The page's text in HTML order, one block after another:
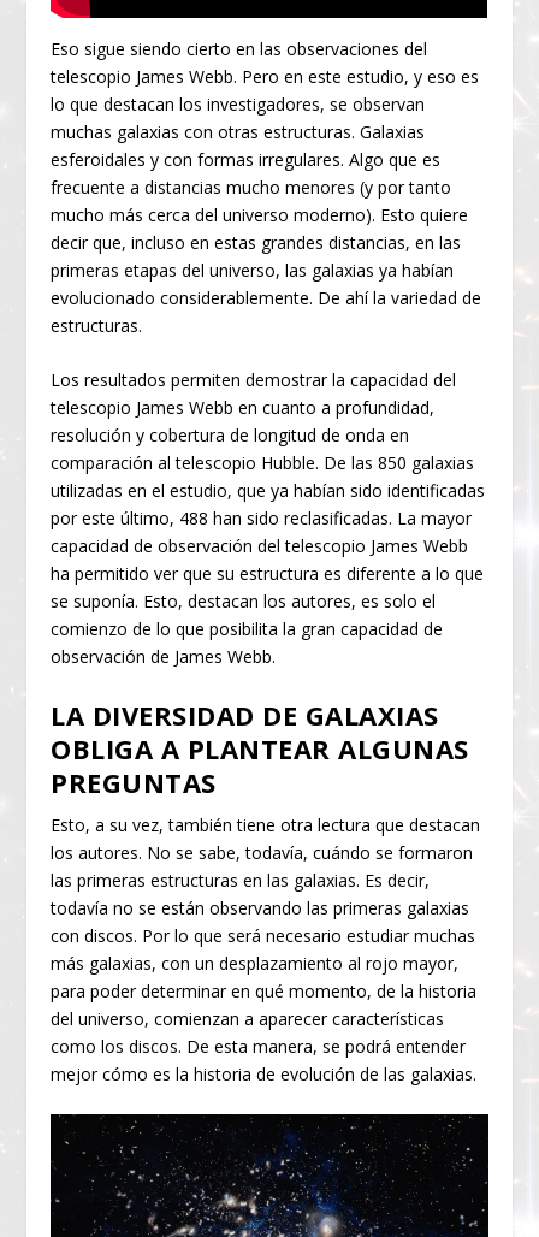
Eso sigue siendo cierto en las observaciones del
telescopio James Webb. Pero en este estudio, y eso es
lo que destacan los investigadores, se observan
muchas galaxias con otras estructuras. Galaxias
esferoidales y con formas irregulares. Algo que es
frecuente a distancias mucho menores (y por tanto
mucho más cerca del universo moderno). Esto quiere
decir que, incluso en estas grandes distancias, en las
primeras etapas del universo, las galaxias ya habían
evolucionado considerablemente. De ahí la variedad de
estructuras.
Los resultados permiten demostrar la capacidad del
telescopio James Webb en cuanto a profundidad,
resolución y cobertura de longitud de onda en
comparación al telescopio Hubble. De las 850 galaxias
utilizadas en el estudio, que ya habían sido identificadas
por este último, 488 han sido reclasificadas. La mayor
capacidad de observación del telescopio James Webb
ha permitido ver que su estructura es diferente a lo que
se suponía. Esto, destacan los autores, es solo el
comienzo de lo que posibilita la gran capacidad de
observación de James Webb.
LA DIVERSIDAD DE GALAXIAS
OBLIGA A PLANTEAR ALGUNAS
PREGUNTAS
Esto, a su vez, también tiene otra lectura que destacan
los autores. No se sabe, todavía, cuándo se formaron
las primeras estructuras en las galaxias. Es decir,
todavía no se están observando las primeras galaxias
con discos. Por lo que será necesario estudiar muchas
más galaxias, con un desplazamiento al rojo mayor,
para poder determinar en qué momento, de la historia
del universo, comienzan a aparecer características
como los discos. De esta manera, se podrá entender
mejor cómo es la historia de evolución de las galaxias.